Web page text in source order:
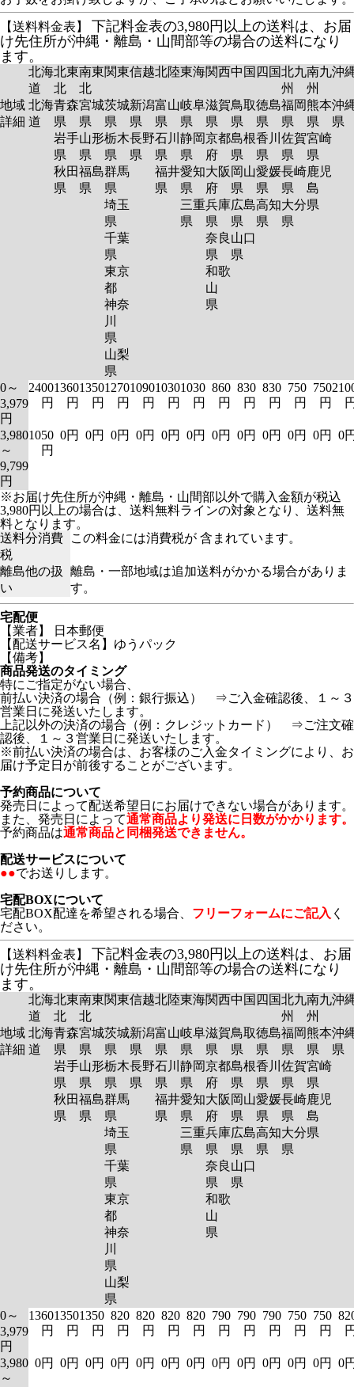
【送料料金表】
下記料金表の3,980円以上の送料は、お届
け先住所が沖縄・離島・山間部等の場合の送料になり
ます。
北海
道
北東
北
南東
北
関東信越北陸東海関西中国 四国北九
州
南九
州
沖
地域
詳細
北海
道
青森
県
岩手
県
秋田
県
宮城
県
山形
県
福島
県
茨城
県
栃木
県
群馬
県
埼玉
県
千葉
県
東京
都
神奈
川
県
山梨
県
新潟
県
長野
県
富山
県
石川
県
福井
県
岐阜
県
静岡
県
愛知
県
三重
県
滋賀
県
京都
府
大阪
府
兵庫
県
奈良
県
和歌
山
県
鳥取
県
島根
県
岡山
県
広島
県
山口
県
徳島
県
香川
県
愛媛
県
高知
県
福岡
県
佐賀
県
長崎
県
大分
県
熊本
県
宮崎
県
鹿児
島
県
沖
0～
3,979
円
2400
円
1360
円
1350
円
1270
円
1090
円
1030
円
1030
円
860
円
830
円
830
円
750
円
750
円
3,980
～
9,799
円
1050
円
0円 0円 0円 0円 0円 0円 0円 0円 0円 0円 0円 0
※お届け先住所が沖縄・離島・山間部以外で購入金額が税込
3,980円以上の場合は、送料無料ラインの対象となり、送料無
料となります。
送料分消費
税
この料金には消費税が 含まれています。
離島他の扱
い
離島・一部地域は追加送料がかかる場合がありま
す。
宅配便
【業者】 日本郵便
【配送サービス名】ゆうパック
【備考】
商品発送のタイミング
特にご指定がない場合、
前払い決済の場合（例：銀行振込） ⇒ご入金確認後、１～３
営業日に発送いたします。
上記以外の決済の場合（例：クレジットカード） ⇒ご注文確
認後、１～３営業日に発送いたします。
※前払い決済の場合は、お客様のご入金タイミングにより、お
届け予定日が前後することがございます。
予約商品について
発売日によって配送希望日にお届けできない場合があります。
また、発売日によって通常商品より発送に日数がかかります。
予約商品は通常商品と同梱発送できません。
配送サービスについて
●●でお送りします。
宅配BOXについて
宅配BOX配達を希望される場合、 フリーフォームにご記入 く
ださい。
【送料料金表】
下記料金表の3,980円以上の送料は、お届
け先住所が沖縄・離島・山間部等の場合の送料になり
ます。
北海
道
北東
北
南東
北
関東信越北陸東海関西中国 四国北九
州
南九
州
沖
地域
詳細
北海
道
青森
県
岩手
県
秋田
県
宮城
県
山形
県
福島
県
茨城
県
栃木
県
群馬
県
埼玉
県
千葉
県
東京
都
神奈
川
県
山梨
県
新潟
県
長野
県
富山
県
石川
県
福井
県
岐阜
県
静岡
県
愛知
県
三重
県
滋賀
県
京都
府
大阪
府
兵庫
県
奈良
県
和歌
山
県
鳥取
県
島根
県
岡山
県
広島
県
山口
県
徳島
県
香川
県
愛媛
県
高知
県
福岡
県
佐賀
県
長崎
県
大分
県
熊本
県
宮崎
県
鹿児
島
県
沖
0～
3,979
円
1360
円
1350
円
1350
円
820
円
820
円
820
円
820
円
790
円
790
円
790
円
750
円
750
円
3,980
～
0円 0円 0円 0円 0円 0円 0円 0円 0円 0円 0円 0円 0